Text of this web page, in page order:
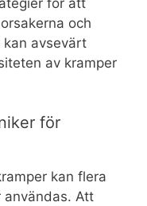
och
kan avsevärt
av kramper
för
kan flera
användas. Att